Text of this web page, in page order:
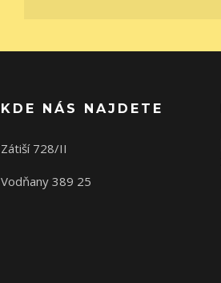
KDE NÁS NAJDETE
Zátiší 728/II
Vodňany 389 25